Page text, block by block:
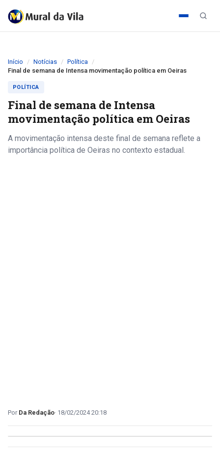
Início Notícias
Política
Final de semana de Intensa movimentação política em Oeiras
POLÍTICA
Final de semana de Intensa
movimentação política em Oeiras
A movimentação intensa deste final de semana reflete a
importância política de Oeiras no contexto estadual.
Da Redação 18/02/2024 20:18